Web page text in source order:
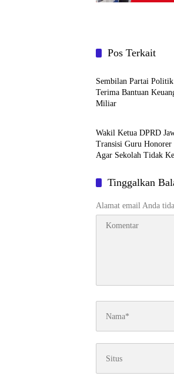
Pos Terkait
Politik
Sembilan Partai
Terima Bantuan
Miliar
Wakil Ketua DPRD
Transisi Guru Honorer
Agar Sekolah Tidak
Tinggalkan
Alamat email Anda